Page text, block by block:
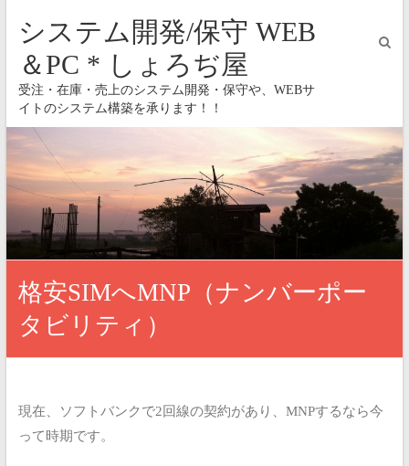
システム開発/保守 WEB
＆PC * しょろぢ屋
受注・在庫・売上のシステム開発・保守や、WEBサ
イトのシステム構築を承ります！！
格安SIMへMNP（ナンバーポー
タビリティ）
現在、ソフトバンクで2回線の契約があり、MNPするなら今
って時期です。